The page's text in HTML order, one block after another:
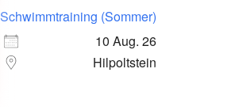
Schwimmtraining (Sommer)
10 Aug. 26
Hilpoltstein